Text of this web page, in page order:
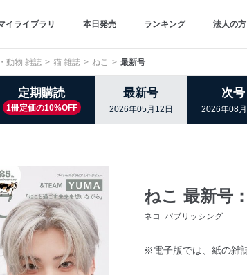
イライブラリ 本日発売 ランキング 法人の方
動物 雑誌 猫 雑誌 ねこ 最新号
定期購読
1冊定価の10%OFF
最新号
2026年05月12日
次号
2026年08
ねこ 最新号
ネコ･パブリッシング
※電子版では、紙の雑